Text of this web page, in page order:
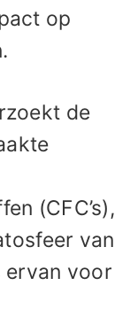
op
de
(CFC’s),
van
ervan voor